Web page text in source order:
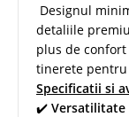
Designul
detaliile
plus de
tinerete
Specificatii si
✔️ Versatilitate